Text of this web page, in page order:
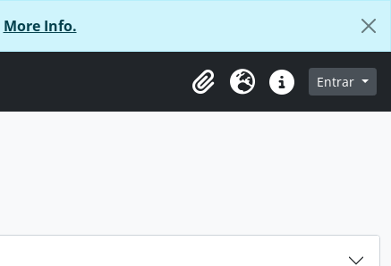
More Info.
Área de transferência
Idioma Ligações rápidas
Entrar